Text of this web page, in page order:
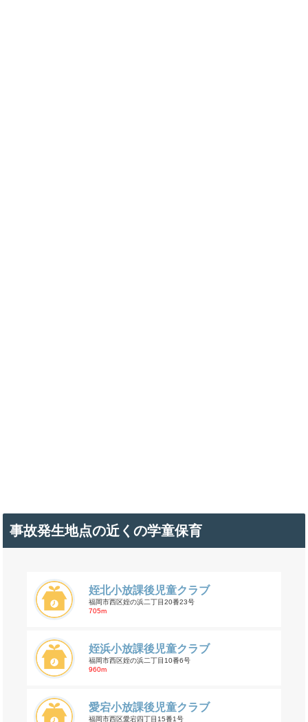
事故発生地点の近くの学童保育
姪北小放課後児童クラブ
福岡市西区姪の浜二丁目20番23号
705m
姪浜小放課後児童クラブ
福岡市西区姪の浜二丁目10番6号
960m
愛宕小放課後児童クラブ
福岡市西区愛宕四丁目15番1号